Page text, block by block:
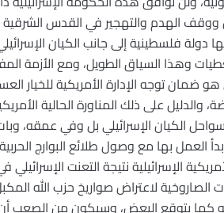
ووقف الهدم والتهجير في القدس
دولة فلسطينية إلى جانب الكيان
وهذا السياق الطويل، ومع الأزمة
ضمان توجه الإدارة الأمريكية
والدليل على ذلك المناورة الحالية
الكيان الإسرائيلي بل وفي عمقه،
بدأ العمل بها مع وصول طلائع البوارج
الإسرائيلية نتيجة التعنت
كما يتوقع البعض، وسيكون من الصعب أن